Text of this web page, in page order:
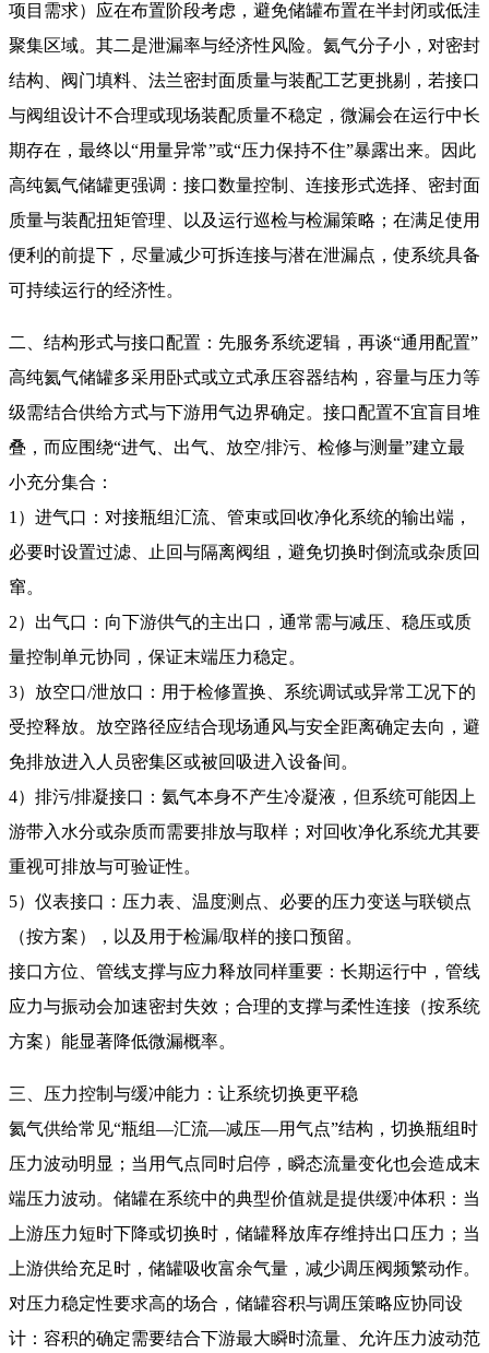
项目需求）应在布置阶段考虑，避免储罐布置在半封闭或低洼
聚集区域。其二是泄漏率与经济性风险。氦气分子小，对密封
结构、阀门填料、法兰密封面质量与装配工艺更挑剔，若接口
与阀组设计不合理或现场装配质量不稳定，微漏会在运行中长
期存在，最终以“用量异常”或“压力保持不住”暴露出来。因此
高纯氦气储罐更强调：接口数量控制、连接形式选择、密封面
质量与装配扭矩管理、以及运行巡检与检漏策略；在满足使用
便利的前提下，尽量减少可拆连接与潜在泄漏点，使系统具备
可持续运行的经济性。
二、结构形式与接口配置：先服务系统逻辑，再谈“通用配置”
高纯氦气储罐多采用卧式或立式承压容器结构，容量与压力等
级需结合供给方式与下游用气边界确定。接口配置不宜盲目堆
叠，而应围绕“进气、出气、放空/排污、检修与测量”建立最
小充分集合：
1）进气口：对接瓶组汇流、管束或回收净化系统的输出端，
必要时设置过滤、止回与隔离阀组，避免切换时倒流或杂质回
窜。
2）出气口：向下游供气的主出口，通常需与减压、稳压或质
量控制单元协同，保证末端压力稳定。
3）放空口/泄放口：用于检修置换、系统调试或异常工况下的
受控释放。放空路径应结合现场通风与安全距离确定去向，避
免排放进入人员密集区或被回吸进入设备间。
4）排污/排凝接口：氦气本身不产生冷凝液，但系统可能因上
游带入水分或杂质而需要排放与取样；对回收净化系统尤其要
重视可排放与可验证性。
5）仪表接口：压力表、温度测点、必要的压力变送与联锁点
（按方案），以及用于检漏/取样的接口预留。
接口方位、管线支撑与应力释放同样重要：长期运行中，管线
应力与振动会加速密封失效；合理的支撑与柔性连接（按系统
方案）能显著降低微漏概率。
三、压力控制与缓冲能力：让系统切换更平稳
氦气供给常见“瓶组—汇流—减压—用气点”结构，切换瓶组时
压力波动明显；当用气点同时启停，瞬态流量变化也会造成末
端压力波动。储罐在系统中的典型价值就是提供缓冲体积：当
上游压力短时下降或切换时，储罐释放库存维持出口压力；当
上游供给充足时，储罐吸收富余气量，减少调压阀频繁动作。
对压力稳定性要求高的场合，储罐容积与调压策略应协同设
计：容积的确定需要结合下游最大瞬时流量、允许压力波动范